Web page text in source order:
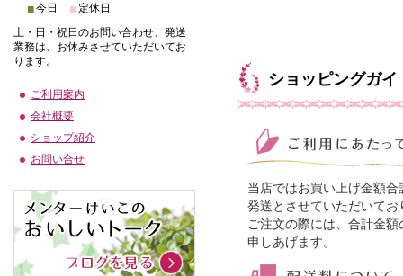
ショッピングガイ
当店ではお買い上げ金額合
発送とさせていただいてお
ご注文の際には、合計金
申しあげます。
■今日 ■ 定休日
土・日・祝日のお問い合わせ、発送
業務は、お休みさせていただいてお
ります。
ご利用案内
会社概要
ショップ紹介
お問い合せ